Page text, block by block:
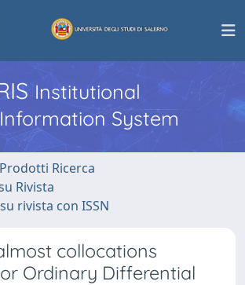
Institutional
System
Ricerca
Rivista
rivista con ISSN
collocations
Ordinary Differential